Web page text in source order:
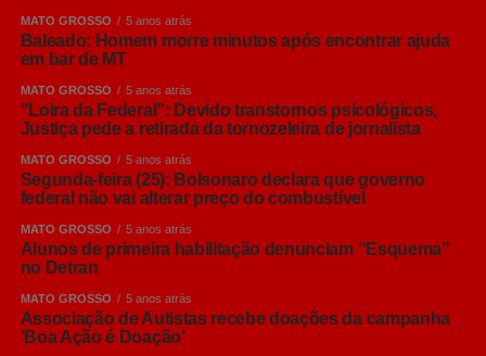
MATO GROSSO 5 anos atrás
Baleado: Homem morre minutos após encontrar ajuda
em bar de MT
MATO GROSSO 5 anos atrás
“Loira da Federal”: Devido transtornos psicológicos,
Justiça pede a retirada da tornozeleira de jornalista
MATO GROSSO 5 anos atrás
Segunda-feira (25): Bolsonaro declara que governo
federal não vai alterar preço do combustível
MATO GROSSO 5 anos atrás
Alunos de primeira habilitação denunciam “Esquema”
no Detran
MATO GROSSO 5 anos atrás
Associação de Autistas recebe doações da campanha
‘Boa Ação é Doação’